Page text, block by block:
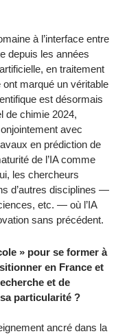
à l’interface entre
depuis les années
en traitement
marqué un véritable
est désormais
de chimie 2024,
avec
en prédiction de
de l’IA comme
les chercheurs
d’autres disciplines —
etc. — où l’IA
sans précédent.
» pour se former à
en France et
et de
particularité ?
ancré dans la